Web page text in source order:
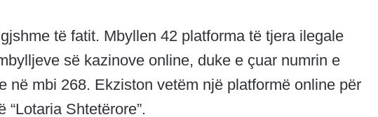
të fatit. Mbyllen 42 platforma të tjera ilegale
së kazinove online, duke e çuar numrin e
në mbi 268. Ekziston vetëm një platformë online për
Shtetërore”.